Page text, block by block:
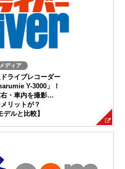
メディア
ライブレコーダー
Y-3000」！
右・車内を撮影…
リットが？
デルと比較】